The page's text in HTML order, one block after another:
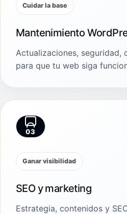
Cuidar la base
Mantenimiento
Actualizaciones, seguridad,
para que tu web siga
03
Ganar visibilidad
SEO y marketing
Estrategia, contenidos y